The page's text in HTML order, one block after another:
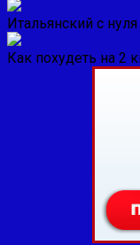
Итальянский с нуля
Как похудеть на 2